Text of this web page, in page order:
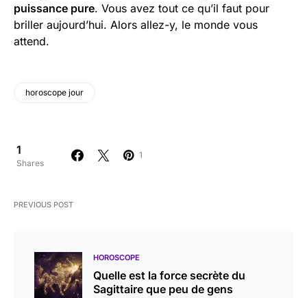
puissance pure. Vous avez tout ce qu’il faut pour
briller aujourd’hui. Alors allez-y, le monde vous
attend.
horoscope jour
1
Shares
1
PREVIOUS POST
HOROSCOPE
Quelle est la force secrète du
Sagittaire que peu de gens